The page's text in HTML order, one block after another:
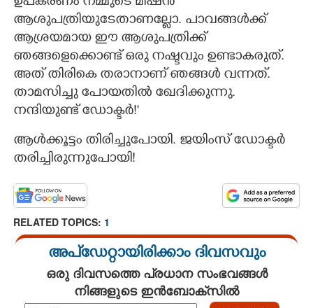
ആശുപത്രിയുടേതാണല്ലോ. പാവങ്ങൾക്ക്
ആശ്രയമായ ഈ ആശുപത്രിക്ക്
ഞങ്ങളെക്കൊണ്ട് ഒരു നഷ്ടവും ഉണ്ടാകരുത്.
അത് തിരികെ തരാനാണ് ഞങ്ങൾ വന്നത്.
താമസിച്ചു പോയതിൽ ഖേദിക്കുന്നു.
നന്ദിയുണ്ട് ഡോക്ടർ!"
ആൾക്കൂട്ടം തിരിച്ചുപോയി. ജയിംസ് ഡോക്ടർ
തരിച്ചിരുന്നുപോയി!
RELATED TOPICS: 1
അപ്ഡേറ്റായിരിക്കാം ദിവസവും
ഒരു ദിവസത്തെ പ്രധാന സംഭവങ്ങൾ
നിങ്ങളുടെ ഇൻബോക്സിൽ